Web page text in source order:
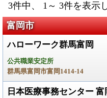
3件中、 1～ 3件を表示
富岡市
ハローワーク群馬富岡
公共職業安定所
群馬県富岡市富岡1414-14
日本医療事務センター